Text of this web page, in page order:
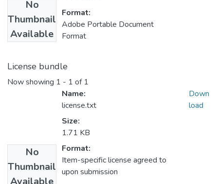
No
Thumbnail
Available
Format:
Adobe Portable Document
Format
License bundle
Now showing 1 - 1 of 1
No
Thumbnail
Name:
license.txt
Size:
1.71 KB
Format:
Item-specific license agreed to
upon submission
Down
load